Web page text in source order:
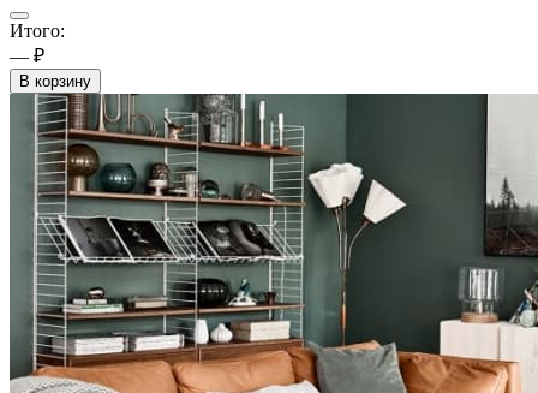
Итого:
— ₽
В корзину